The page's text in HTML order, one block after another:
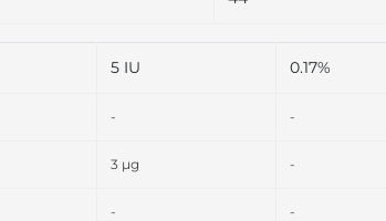
5 IU 0.17%
- -
3 µg -
- -